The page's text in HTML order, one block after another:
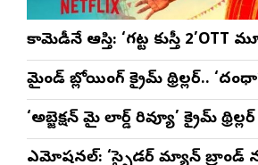
కామెడీనే ఆస్తి: ‘గట్ట కుస్తీ 2’OTT
మైండ్ బ్లోయింగ్ క్రైమ్ థ్రిల్లర్..
‘అబ్జెక్ష‌న్ మై లార్డ్ రివ్యూ’ క్రైమ్
ఎమోష‌న‌ల్‌: ‘స్పైడర్ మ్యాన్ బ్రాండ్